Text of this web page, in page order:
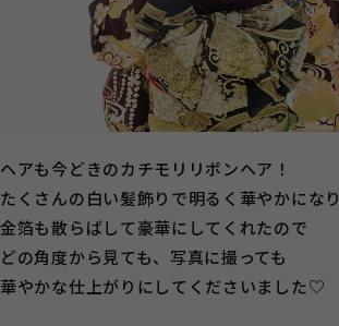
ヘアも今どきのカチモリリボンヘア！
たくさんの白い髪飾りで明るく華やかになり
金箔も散らばして豪華にしてくれたので
どの角度から見ても、写真に撮っても
華やかな仕上がりにしてくださいました♡